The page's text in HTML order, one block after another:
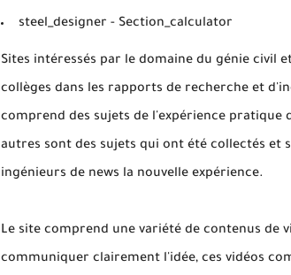
steel_designer - Section_calculator
Sites intéressés par le domaine du génie civil
collèges dans les rapports de recherche et
comprend des sujets de l'expérience
autres sont des sujets qui ont été collectés et
ingénieurs de news la nouvelle expérience.
Le site comprend une variété de contenus de
communiquer clairement l'idée, ces vidéos